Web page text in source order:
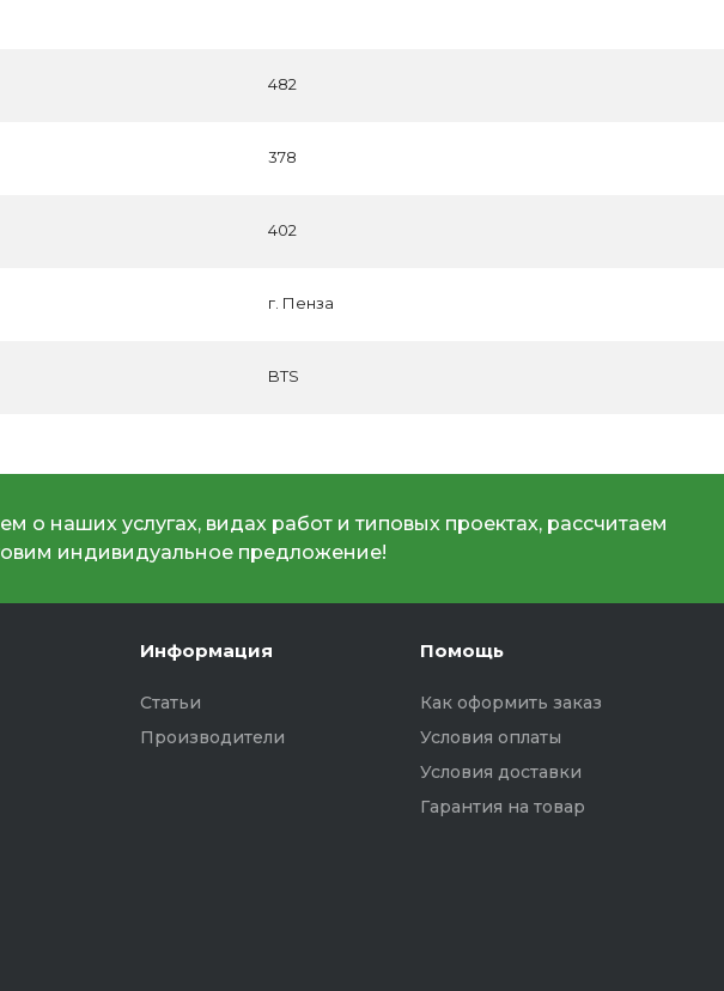
482
378
402
г. Пенза
BTS
о наших услугах, видах работ и типовых проектах, рассчитаем
индивидуальное предложение!
Информация
Статьи
Производители
Помощь
Как оформить заказ
Условия оплаты
Условия доставки
Гарантия на товар